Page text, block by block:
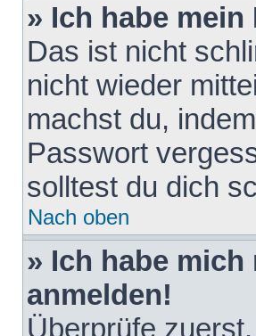
» Ich habe
Das ist nicht
nicht wieder
machst du,
Passwort
solltest du dich
Nach oben
» Ich habe
anmelden!
Überprüfe